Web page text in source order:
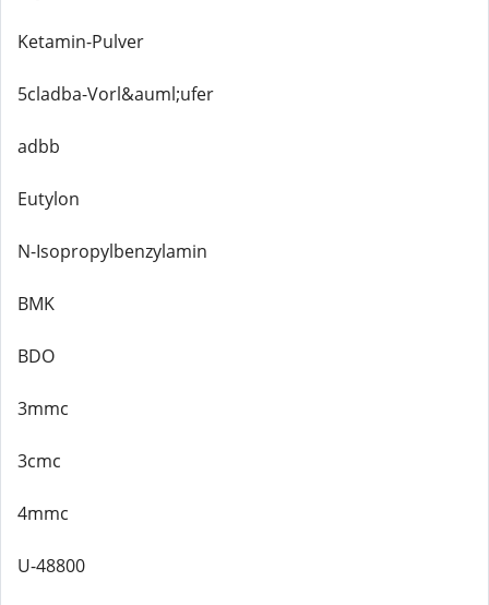
Ketamin-Pulver
5cladba-Vorl&auml;ufer
adbb
Eutylon
N-Isopropylbenzylamin
BMK
BDO
3mmc
3cmc
4mmc
U-48800